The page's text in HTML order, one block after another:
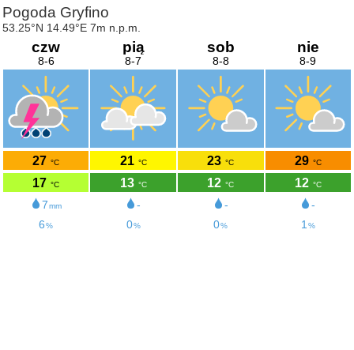
Pogoda Gryfino
53.25°N 14.49°E 7m n.p.m.
czw
8-6
27 °C
17 °C
7mm
6%
pią
8-7
21 °C
13 °C
-
0%
sob
8-8
23 °C
12 °C
-
0%
nie
8-9
29 °C
12 °C
-
1%